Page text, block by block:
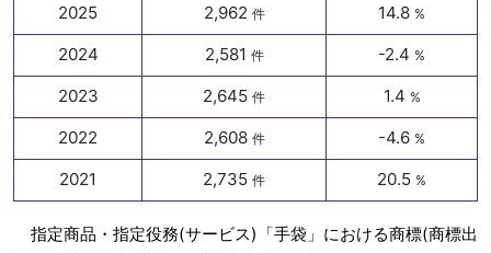
2025
2,962 件 14.8 %
2024 2,581 件 -2.4 %
2023 2,645 件 1.4 %
2022 2,608 件 -4.6 %
2021 2,735 件 20.5 %
指定商品・指定役務(サービス)「手袋」における商標(商標出